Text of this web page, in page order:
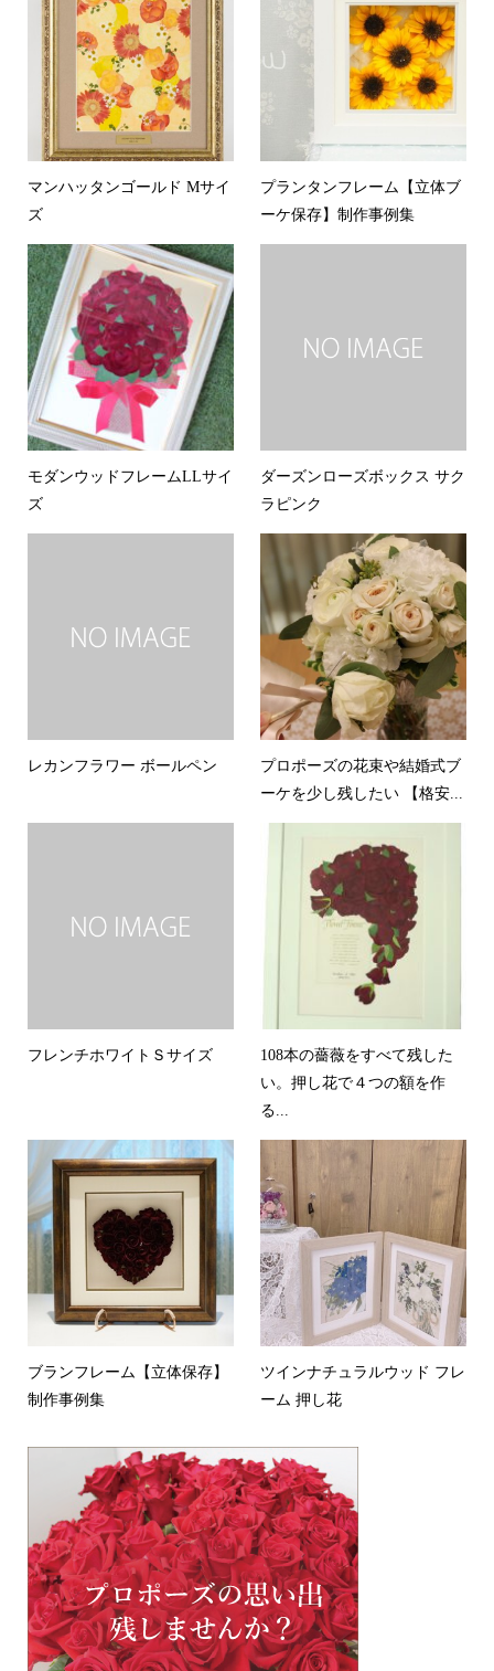
マンハッタンゴールド Mサイ
ズ
プランタンフレーム【立体ブ
ーケ保存】制作事例集
モダンウッドフレームLLサイ
ズ
ダーズンローズボックス サク
ラピンク
レカンフラワー ボールペン
プロポーズの花束や結婚式ブ
ーケを少し残したい 【格安...
フレンチホワイトＳサイズ
108本の薔薇をすべて残した
い。押し花で４つの額を作
る...
ブランフレーム【立体保存】
制作事例集
ツインナチュラルウッド フレ
ーム 押し花